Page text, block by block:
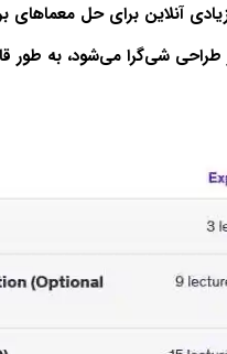
آنلاین برای حل معماهای
شی‌گرا می‌شود، به طور